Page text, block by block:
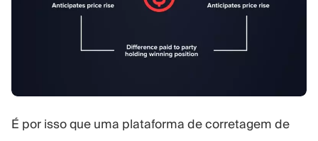
É por isso que uma plataforma de corretagem de